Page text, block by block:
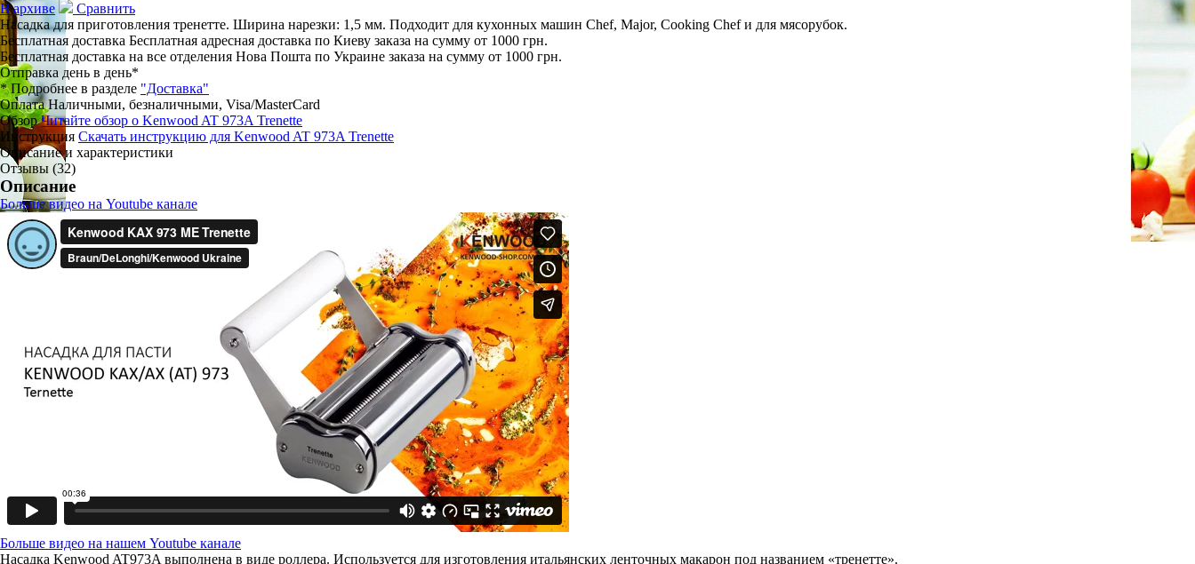
В архиве
Сравнить
Насадка для приготовления тренетте. Ширина нарезки: 1,5 мм. Подходит для кухонных машин Chef, Major, Cooking Chef и для мясорубок.
Бесплатная доставка Бесплатная адресная доставка по Киеву заказа на сумму от 1000 грн.
Бесплатная доставка на все отделения Нова Пошта по Украине заказа на сумму от 1000 грн.
Отправка день в день*
* Подробнее в разделе "Доставка"
ОплатаНаличными, безналичными, Visa/MasterCard
Обзор Читайте обзор о Kenwood AT 973A Trenette
Инструкция Скачать инструкцию для Kenwood AT 973A Trenette
Описание и характеристики
Отзывы (32)
Описание
Больше видео на Youtube канале
Больше видео на нашем Youtube канале
Насадка Kenwood AT973A выполнена в виде роллера. Используется для изготовления итальянских ленточных макарон под названием «тренетте».